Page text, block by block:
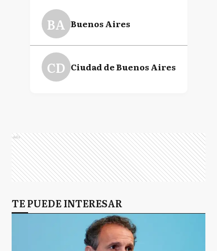
BA Buenos Aires
CD Ciudad de Buenos Aires
Ads
TE PUEDE INTERESAR